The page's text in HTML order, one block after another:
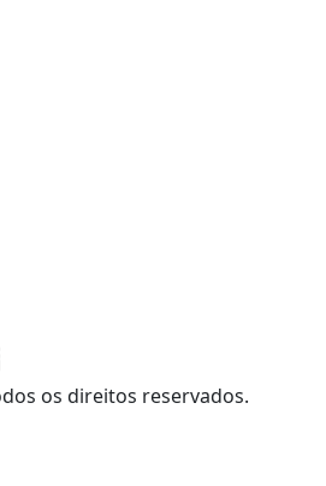
os direitos reservados.